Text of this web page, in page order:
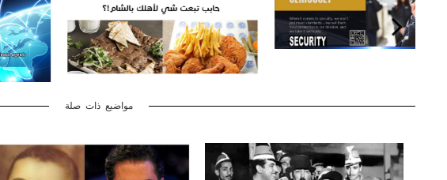
مواضيع ذات صلة